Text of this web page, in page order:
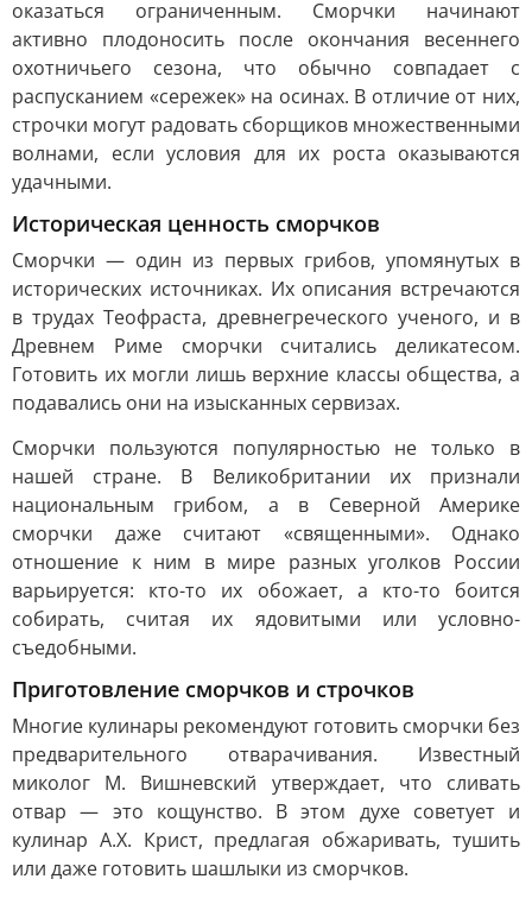
оказаться ограниченным. Сморчки начинают
активно плодоносить после окончания весеннего
охотничьего сезона, что обычно совпадает с
распусканием «сережек» на осинах. В отличие от них,
строчки могут радовать сборщиков множественными
волнами, если условия для их роста оказываются
удачными.
Историческая ценность сморчков
Сморчки — один из первых грибов, упомянутых в
исторических источниках. Их описания встречаются
в трудах Теофраста, древнегреческого ученого, и в
Древнем Риме сморчки считались деликатесом.
Готовить их могли лишь верхние классы общества, а
подавались они на изысканных сервизах.
Сморчки пользуются популярностью не только в
нашей стране. В Великобритании их признали
национальным грибом, а в Северной Америке
сморчки даже считают «священными». Однако
отношение к ним в мире разных уголков России
варьируется: кто-то их обожает, а кто-то боится
собирать, считая их ядовитыми или условно-
съедобными.
Приготовление сморчков и строчков
Многие кулинары рекомендуют готовить сморчки без
предварительного отварачивания. Известный
миколог М. Вишневский утверждает, что сливать
отвар — это кощунство. В этом духе советует и
кулинар А.Х. Крист, предлагая обжаривать, тушить
или даже готовить шашлыки из сморчков.